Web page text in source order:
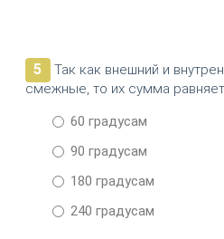
5
Так как внешний и
смежные, то их сумма
60 градусам
90 градусам
180 градусам
240 градусам